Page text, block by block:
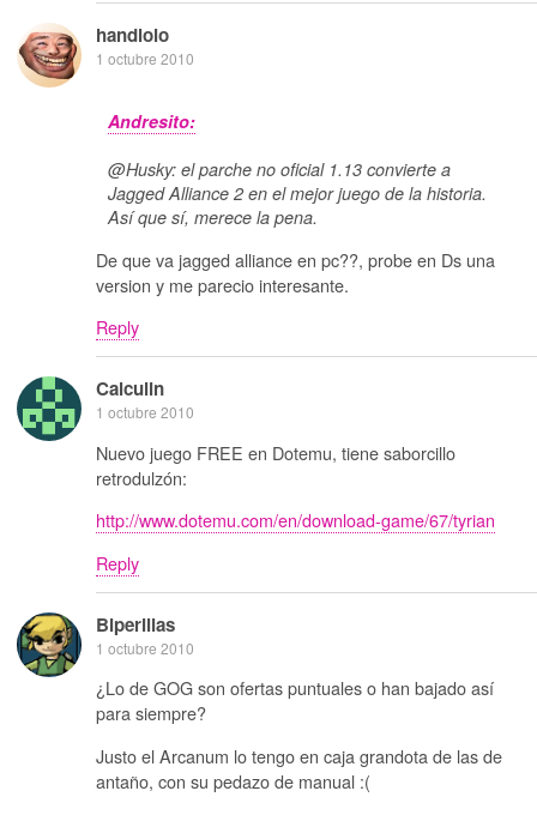
handlolo
1 octubre 2010
Andresito:
@Husky: el parche no oficial 1.13 convierte a
Jagged Alliance 2 en el mejor juego de la historia.
Así que sí, merece la pena.
De que va jagged alliance en pc??, probe en Ds una
version y me parecio interesante.
Reply
Calculin
1 octubre 2010
Nuevo juego FREE en Dotemu, tiene saborcillo
retrodulzón:
http://www.dotemu.com/en/download-game/67/tyrian
Reply
Biperillas
1 octubre 2010
¿Lo de GOG son ofertas puntuales o han bajado así
para siempre?
Justo el Arcanum lo tengo en caja grandota de las de
antaño, con su pedazo de manual :(